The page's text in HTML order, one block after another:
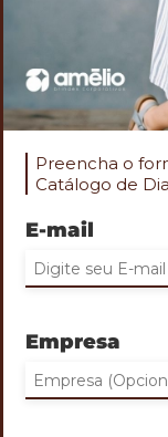
Preencha o
Catálogo de
E-mail
Empresa
Cod. PES-57017
Acabamento em